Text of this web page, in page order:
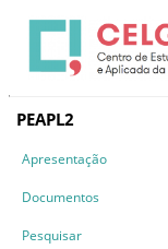
PEAPL2
Apresentação
Documentos
Pesquisar